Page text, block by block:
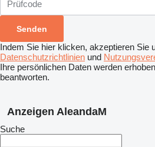
Indem Sie hier klicken, akzeptieren Sie
Datenschutzrichtlinien und
Ihre persönlichen Daten werden
beantworten.
Anzeigen AleandaM
Suche